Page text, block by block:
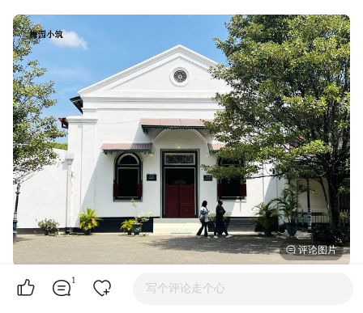
日惹王宫（Kraton of Jogyakarta）为日惹苏丹的王宫。这是一座已有
近250年历史的故宫，位于日惹市中心,建成于1756年，是由日惹苏
1
写个评论走个心